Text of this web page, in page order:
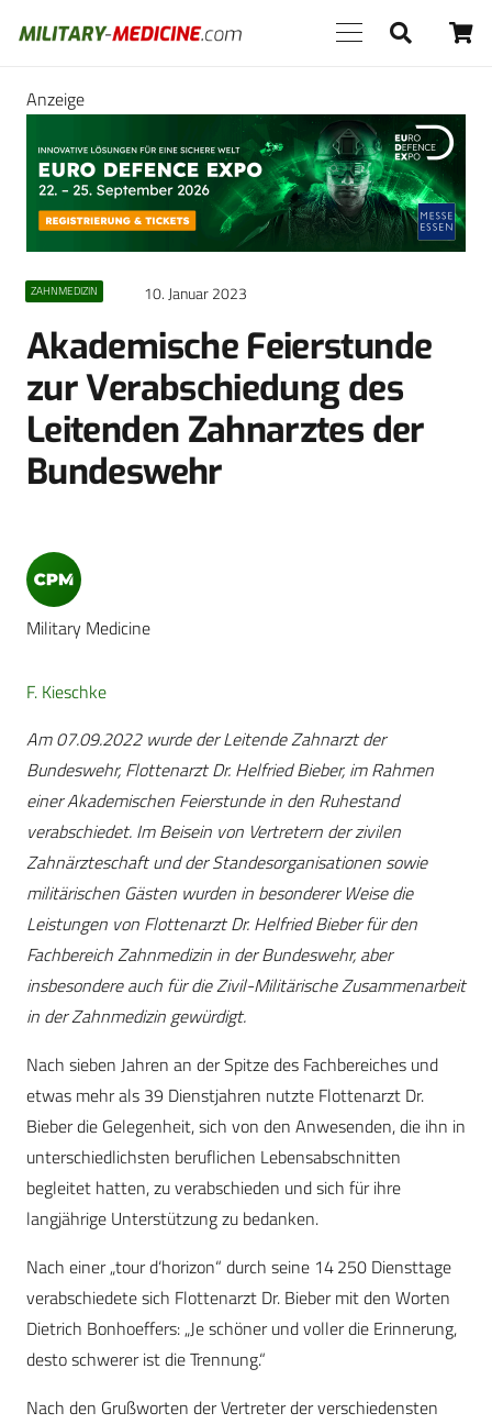
Anzeige
ZAHNMEDIZIN 10. Januar 2023
Akademische Feierstunde
zur Verabschiedung des
Leitenden Zahnarztes der
Bundeswehr
Military Medicine
F. Kieschke
Am 07.09.2022 wurde der Leitende Zahnarzt der
Bundeswehr, Flottenarzt Dr. Helfried Bieber, im Rahmen
einer Akademischen Feierstunde in den Ruhestand
verabschiedet. Im Beisein von Vertretern der zivilen
Zahnärzteschaft und der Standesorganisationen sowie
militärischen Gästen wurden in besonderer Weise die
Leistungen von Flottenarzt Dr. Helfried Bieber für den
Fachbereich Zahnmedizin in der Bundeswehr, aber
insbesondere auch für die Zivil-Militärische Zusammenarbeit
in der Zahnmedizin gewürdigt.
Nach sieben Jahren an der Spitze des Fachbereiches und
etwas mehr als 39 Dienstjahren nutzte Flottenarzt Dr.
Bieber die ­Gelegenheit, sich von den Anwesenden, die ihn in
unterschiedlichsten beruflichen Lebens­abschnitten
begleitet hatten, zu verabschieden und sich für ihre
langjährige Unterstützung zu bedanken.
Nach einer „tour d‘horizon“ durch seine 14 250 Diensttage
verabschiedete sich Flottenarzt Dr. Bieber mit den Worten
Dietrich Bonhoeffers: „Je schöner und voller die Erinnerung,
desto schwerer ist die Trennung.“
Nach den Grußworten der Vertreter der verschiedensten